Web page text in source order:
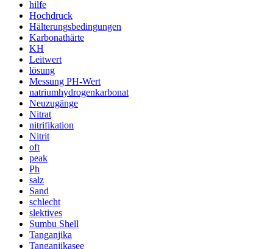
hilfe
Hochdruck
Hälterungsbedingungen
Karbonathärte
KH
Leitwert
lösung
Messung PH-Wert
natriumhydrogenkarbonat
Neuzugänge
Nitrat
nitrifikation
Nitrit
oft
peak
Ph
salz
Sand
schlecht
slektives
Sumbu Shell
Tanganjika
Tanganjikasee